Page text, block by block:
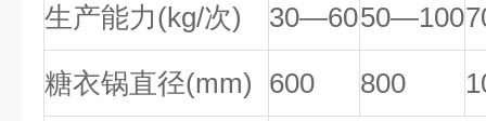
生产能力(kg/次) 30—6050—100
糖衣锅直径(mm) 600 800